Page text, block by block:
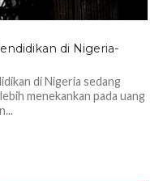
di Nigeria-
di Nigeria sedang
menekankan pada uang